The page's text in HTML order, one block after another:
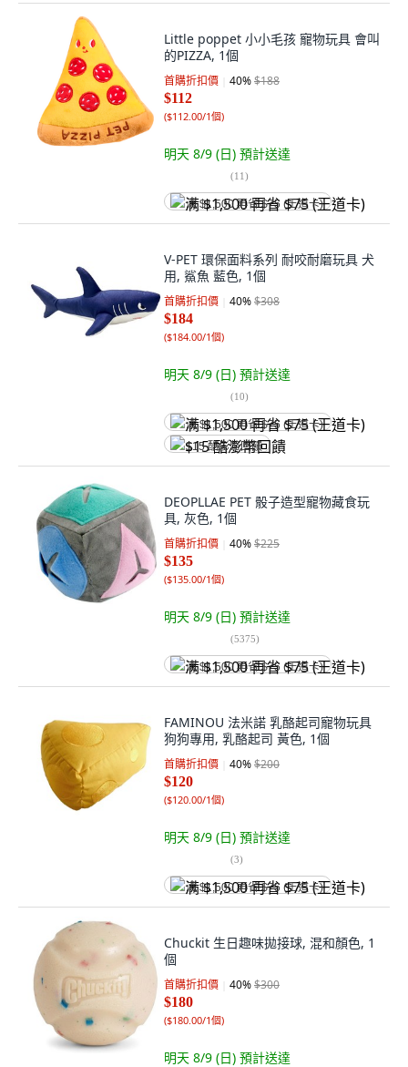
Little poppet 小小毛孩 寵物玩具 會叫
的PIZZA, 1個
首購折扣價 40%$188
$112
($112.00/1個)
明天 8/9 (日) 預計送達
(11)
满 $1,500 再省 $75 (王道卡)
V-PET 環保面料系列 耐咬耐磨玩具 犬
用, 鯊魚 藍色, 1個
首購折扣價 40%$308
$184
($184.00/1個)
明天 8/9 (日) 預計送達
(10)
满 $1,500 再省 $75 (王道卡)
$15 酷澎幣回饋
DEOPLLAE PET 骰子造型寵物藏食玩
具, 灰色, 1個
首購折扣價 40%$225
$135
($135.00/1個)
明天 8/9 (日) 預計送達
(5375)
满 $1,500 再省 $75 (王道卡)
FAMINOU 法米諾 乳酪起司寵物玩具
狗狗專用, 乳酪起司 黃色, 1個
首購折扣價 40%$200
$120
($120.00/1個)
明天 8/9 (日) 預計送達
(3)
满 $1,500 再省 $75 (王道卡)
Chuckit 生日趣味拋接球, 混和顏色, 1
個
首購折扣價 40%$300
$180
($180.00/1個)
明天 8/9 (日) 預計送達